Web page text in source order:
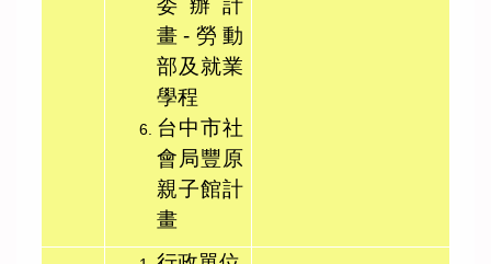
畫-勞動
部及就業
學程
台中市社
會局豐原
親子館計
畫